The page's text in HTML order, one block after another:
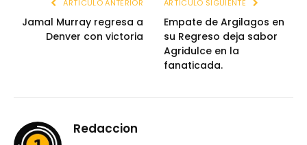
ARTÍCULO ANTERIOR
Jamal Murray regresa a
Denver con victoria
ARTÍCULO SIGUIENTE
Empate de Argilagos en
su Regreso deja sabor
Agridulce en la
fanaticada.
Redaccion